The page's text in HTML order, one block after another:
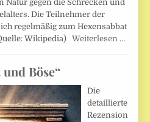
Natur gegen die Schrecken und
Die Teilnehmer der
regelmäßig zum Hexensabbat
Wikipedia)Weiterlesen …
Böse“
Die
detaillierte
Rezension